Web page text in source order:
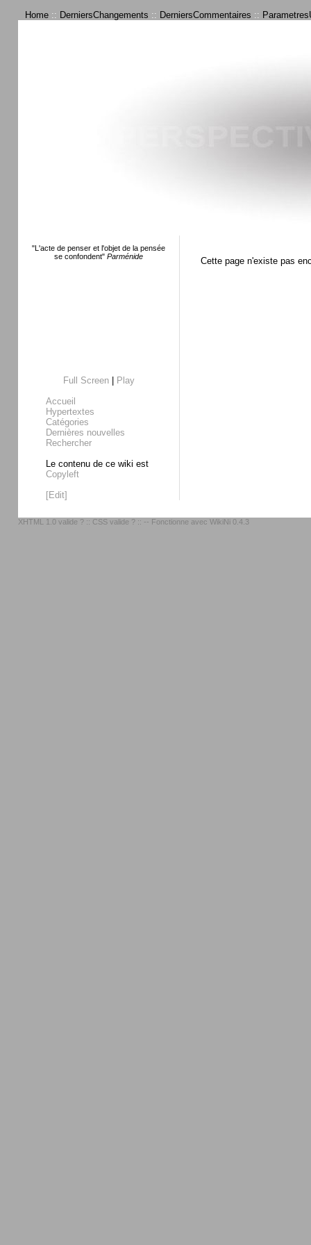
Home :: DerniersChangements :: DerniersCommentaires ::
"L'acte de penser et l'objet de la pensée
se confondent" Parménide
Full Screen|
Play
Accueil
Hypertextes
Catégories
Dernières nouvelles
Rechercher
Le contenu de ce wiki est
Copyleft
[Edit]
Cette page n'existe pas
XHTML 1.0 valide ? :: CSS valide ? :: -- Fonctionne avec WikiNi 0.4.3